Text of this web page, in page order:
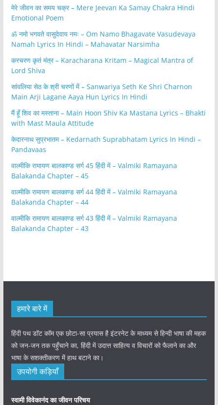
मेरे जीवन का समय चक्र – Mere Jeevan Ka Samay Chakra Hindi
Emotional Poem
ॐ नमो भगवते वासुदेवाय नमः – Om Namo Bhagavate Vasudevaya
Namah Lyrics In Hindi – Mahavatar Narsimha
करचरण कृतं मंत्र – Karacharana Kritam – Magical Mantra of
Lord Shiva
सांवलिया सेठ के श्री चरणों में – Sanwariya Seth Ke Shri Charnon
Main Arji Lagane Aaya Hun Lyrics In Hindi
मैं हूँ शिव का मस्ताना – Main Hoon Shiv Ka Mastana Lyrics – Bhakti
with Mast Maula Attitude
केदारनाथ सुप्रभातम – Kedarnath Suprabhatam Lyrics In Hindi –
Pandavaas
वाल्मीकि रामायण बालकाण्ड सर्ग 45 हिंदी में – Valmiki Ramayana
Balakanda Chapter – 45
वाल्मीकि रामायण बालकाण्ड सर्ग 44 हिंदी में – Valmiki Ramayana
Balakanda Chapter – 44
वाल्मीकि रामायण बालकाण्ड सर्ग 43 हिंदी में – Valmiki Ramayana
Balakanda Chapter – 43
हमारे बारे में
हिंदी पथ डॉट कॉम एक छोटा-सा प्रयास है इंटरनेट के माध्यम से हिन्दी भाषा की महक
को जन-जन तक पहुँचाने का, हिंदी में उदात्त साहित्य व विचारों को फैलाने का और
भाषा के सशक्तीकरण में हाथ बटाने का।
उपयोगी कड़ियाँ
स्वामी विवेकानंद का जीवन परिचय